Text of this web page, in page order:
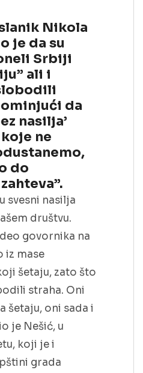
Nikola
je da su
Srbiji
ali i
da
nasilja’
ne
do
svesni nasilja
društvu.
govornika na
iz mase
šetaju, zato što
straha. Oni
šetaju, oni sada i
je Nešić, u
koji je i
grada